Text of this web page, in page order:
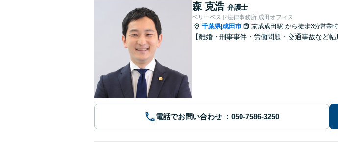
森 克浩 弁護士
ベリーベスト法律事務所 成田オフィス
千葉県| 成田市 京成成田駅 から徒歩3分営業
【離婚・刑事事件・労働問題・交通事故など
電話でお問い合わせ